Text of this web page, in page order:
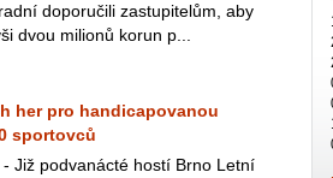
doporučili zastupitelům, aby
dvou milionů korun p...
her pro handicapovanou
sportovců
- Již podvanácté hostí Brno Letní